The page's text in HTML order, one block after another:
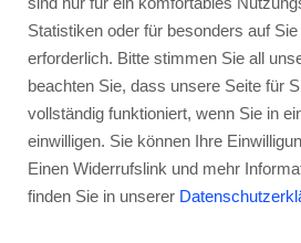
Monitor Audio Custom
Roksan
Blok
Blog Roksan
Blog Blok
neuen Vertrieb
VON JENS RAGENOW
Seit dem 01.06.2019 hat
einen festen Vertrieb in
Statistiken oder für besonders auf
erforderlich. Bitte stimmen Sie all
beachten Sie, dass unsere Seite für
vollständig funktioniert, wenn Sie in
einwilligen. Sie können Ihre
Einen Widerrufslink und mehr
finden Sie in unserer